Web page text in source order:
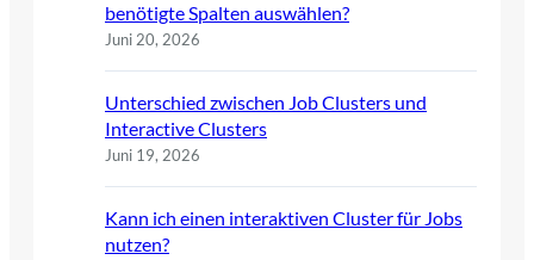
benötigte Spalten auswählen?
Juni 20, 2026
Unterschied zwischen Job Clusters und
Interactive Clusters
Juni 19, 2026
Kann ich einen interaktiven Cluster für Jobs
nutzen?